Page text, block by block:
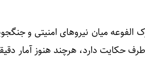
میان نیروهای امنیتی و
حکایت دارد، هرچند هنوز آمار